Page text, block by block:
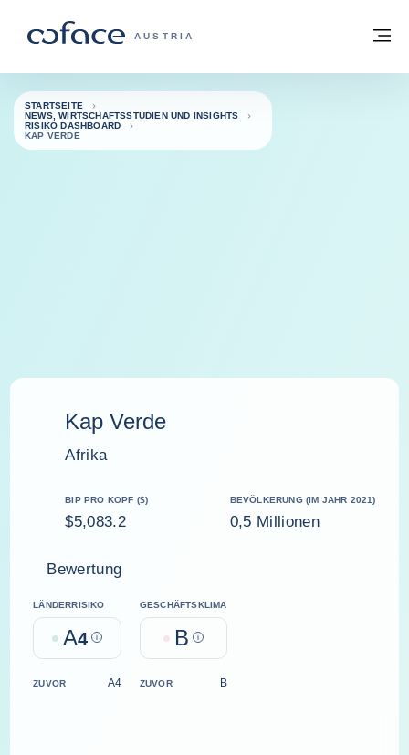
COFACE FOR TRADE - WEBSEITE DER
AUSTRIA
Zurück zur Startseite
STARTSEITE
NEWS, WIRTSCHAFTSSTUDIEN UND INSIGHTS
RISIKO DASHBOARD
KAP VERDE
Kap Verde
Afrika
BIP PRO KOPF ($)
$5,083.2
BEVÖLKERUNG (IM JAHR 2021)
0,5 Millionen
Bewertung
LÄNDERRISIKO
A4 Help
GESCHÄFTSKLIMA
B Help
ZUVOR A4 ZUVOR B